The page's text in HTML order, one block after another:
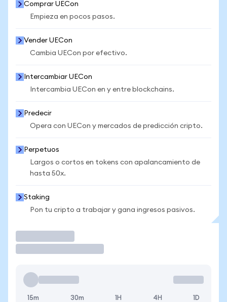
Comprar UECon
Empieza en pocos pasos.
Vender UECon
Cambia UECon por efectivo.
Intercambiar UECon
Intercambia UECon en y entre blockchains.
Predecir
Opera con UECon y mercados de predicción cripto.
Perpetuos
Largos o cortos en tokens con apalancamiento de
hasta 50x.
Staking
Pon tu cripto a trabajar y gana ingresos pasivos.
15m 30m 1H 4H 1D